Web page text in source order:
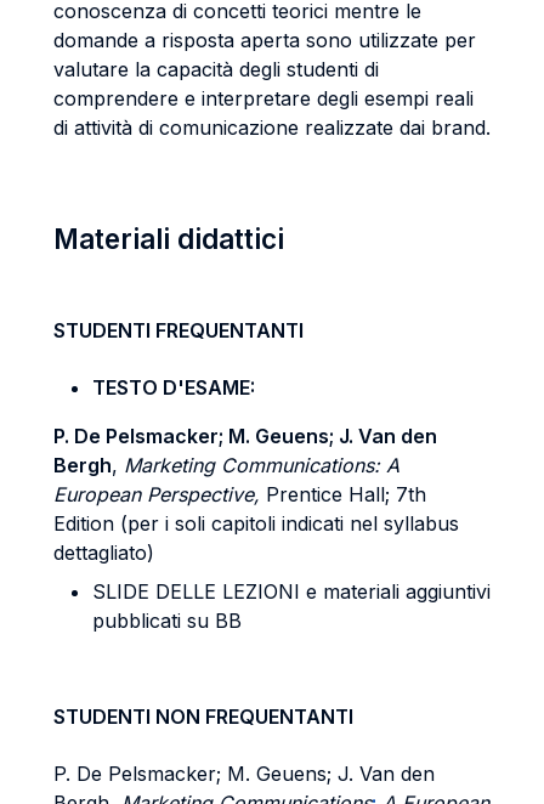
conoscenza di concetti teorici mentre le
domande a risposta aperta sono utilizzate per
valutare la capacità degli studenti di
comprendere e interpretare degli esempi reali
di attività di comunicazione realizzate dai brand.
Materiali didattici
STUDENTI FREQUENTANTI
TESTO D'ESAME:
P. De Pelsmacker; M. Geuens; J. Van den
Bergh, Marketing Communications: A
European Perspective, Prentice Hall; 7th
Edition (per i soli capitoli indicati nel syllabus
dettagliato)
SLIDE DELLE LEZIONI e materiali aggiuntivi
pubblicati su BB
STUDENTI NON FREQUENTANTI
P. De Pelsmacker; M. Geuens; J. Van den